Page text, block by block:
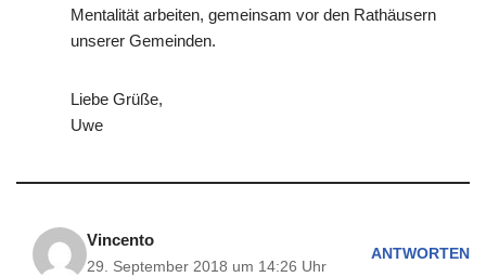
Mentalität arbeiten, gemeinsam vor den Rathäusern
unserer Gemeinden.
Liebe Grüße,
Uwe
Vincento
29. September 2018 um 14:26 Uhr
ANTWORTEN